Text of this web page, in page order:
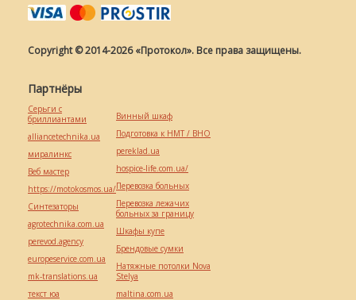
Copyright © 2014-2026 «Протокол». Все права защищены.
Партнёры
Серьги с
бриллиантами
alliancetechnika.ua
миралинкс
Веб мастер
https://motokosmos.ua/
Синтезаторы
agrotechnika.com.ua
perevod.agency
europeservice.com.ua
mk-translations.ua
текст юа
Винный шкаф
Подготовка к НМТ / ВНО
pereklad.ua
hospice-life.com.ua/
Перевозка больных
Перевозка лежачих
больных за границу
Шкафы купе
Брендовые сумки
Натяжные потолки Nova
Stelya
maltina.com.ua